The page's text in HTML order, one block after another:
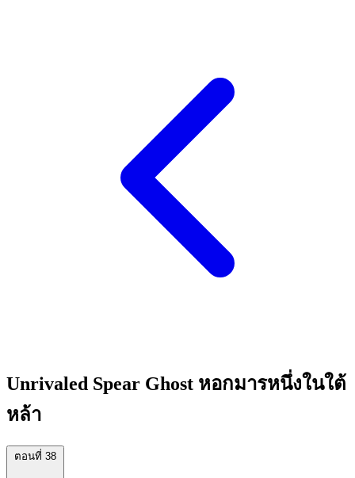
Unrivaled Spear Ghost หอกมารหนึ่งในใต้
หล้า
ตอนที่ 38